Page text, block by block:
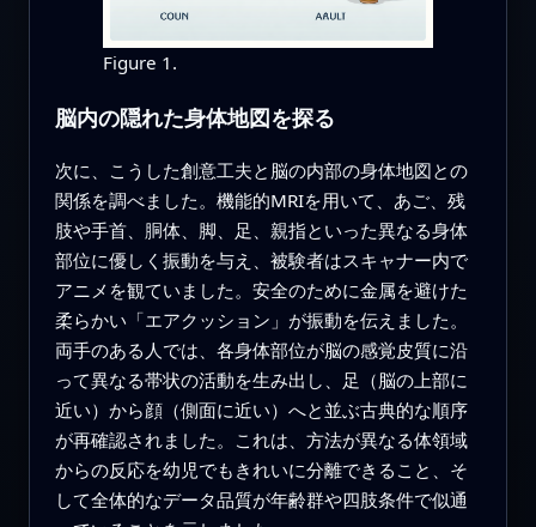
Figure 1.
脳内の隠れた身体地図を探る
次に、こうした創意工夫と脳の内部の身体地図との
関係を調べました。機能的MRIを用いて、あご、残
肢や手首、胴体、脚、足、親指といった異なる身体
部位に優しく振動を与え、被験者はスキャナー内で
アニメを観ていました。安全のために金属を避けた
柔らかい「エアクッション」が振動を伝えました。
両手のある人では、各身体部位が脳の感覚皮質に沿
って異なる帯状の活動を生み出し、足（脳の上部に
近い）から顔（側面に近い）へと並ぶ古典的な順序
が再確認されました。これは、方法が異なる体領域
からの反応を幼児でもきれいに分離できること、そ
して全体的なデータ品質が年齢群や四肢条件で似通